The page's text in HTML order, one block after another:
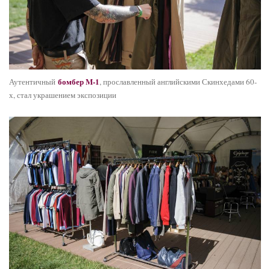
Аутентичный бомбер M-1, прославленный английскими Скинхедами 60-
х, стал украшением экспозиции